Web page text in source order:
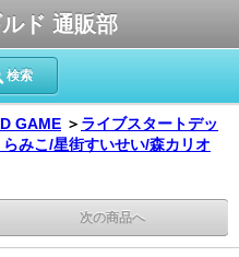
ド 通販部
検索
GAME ＞ ライブスタートデッ
みこ/星街すいせい/森カリオ
次の商品へ